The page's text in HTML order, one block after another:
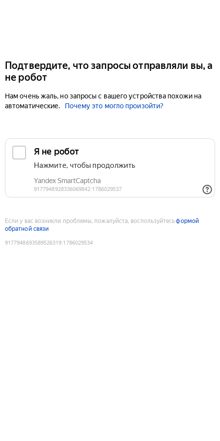
Подтвердите, что запросы отправляли вы, а
не робот
Нам очень жаль, но запросы с вашего устройства похожи на
автоматические.
Почему это могло произойти?
Если у вас возникли проблемы, пожалуйста, воспользуйтесьформой
обратной связи
9177948693589526319:1786029534